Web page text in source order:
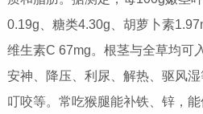
0.19g、糖类4.30g、胡萝卜素
维生素C 67mg。根茎与全草均可
安神、降压、利尿、解热、驱风
叮咬等。常吃猴腿能补铁、锌，